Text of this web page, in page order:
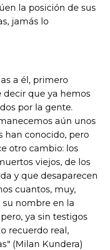
la posición de sus
jamás lo
a él, primero
decir que ya hemos
por la gente.
aún unos
han conocido, pero
otro cambio: los
viejos, de los
y que desaparecen
cuantos, muy,
nombre en la
ya sin testigos
recuerdo real,
(Milan Kundera)